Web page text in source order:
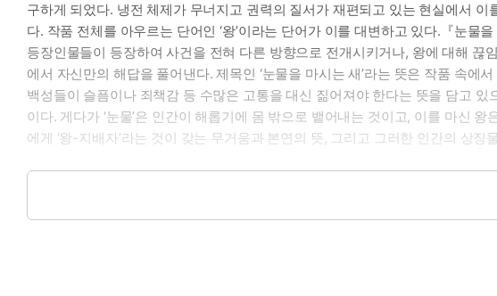
구하게 되었다. 냉전 체제가 무너지고 권력의 질서가 재편되고 있는 현실에서
다. 작품 전체를 아우르는 단어인 ‘왕’이라는 단어가 이를 대변하고 있다.『눈물
등장인물들이 등장하여 사건을 전혀 다른 방향으로 전개시키거나, 왕에 대해 끊
에서 자신만의 해답을 풀어낸다. 제목인 ‘눈물을 마시는 새’라는 뜻은 작품 속에
백성들이 슬픔이나 죄책감 등 수많은 고통을 대신 짊어져야 한다는 뜻을 담고
이다. 게다가 ‘눈물’은 인간이 해롭기에 몸 밖으로 뱉어내는 것이고, 이를 마신
에게 ‘왕-지배자’라는 것이 갖는 무거움과 본연의 뜻, 그리고 그러한 인간의 상
『눈물을 마시는 새』에서도 이전의 작품처럼 이영도 식의 독특하고 신비스러
에서 새로운 반전을 일으키게 한다. 이중 가장 눈에 띄는 종족은 역시 현대의 인